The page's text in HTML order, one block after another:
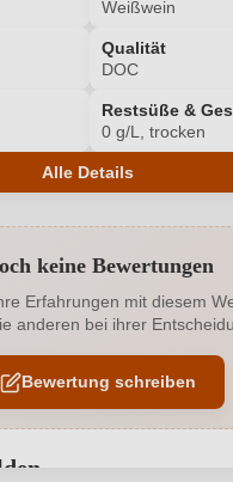
Weißwein
Qualität
DOC
Restsüße &
0 g/L, trocken
Alle Details
keine Bewertungen
Erfahrungen mit diesem
anderen bei ihrer
Bewertung schreiben